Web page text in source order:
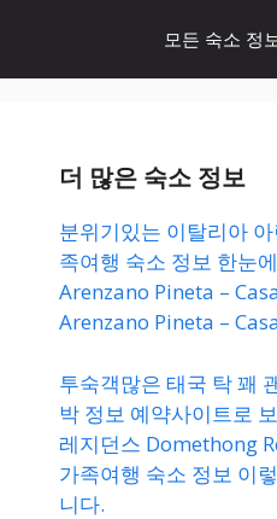
모든 숙소 정
더 많은 숙소 정보
분위기있는 이탈리아
족여행 숙소 정보 한눈
Arenzano Pineta –
Arenzano Pineta –
투숙객많은 태국 탁 꽤
박 정보 예약사이트로
레지던스 Domethong
가족여행 숙소 정보 이
니다.